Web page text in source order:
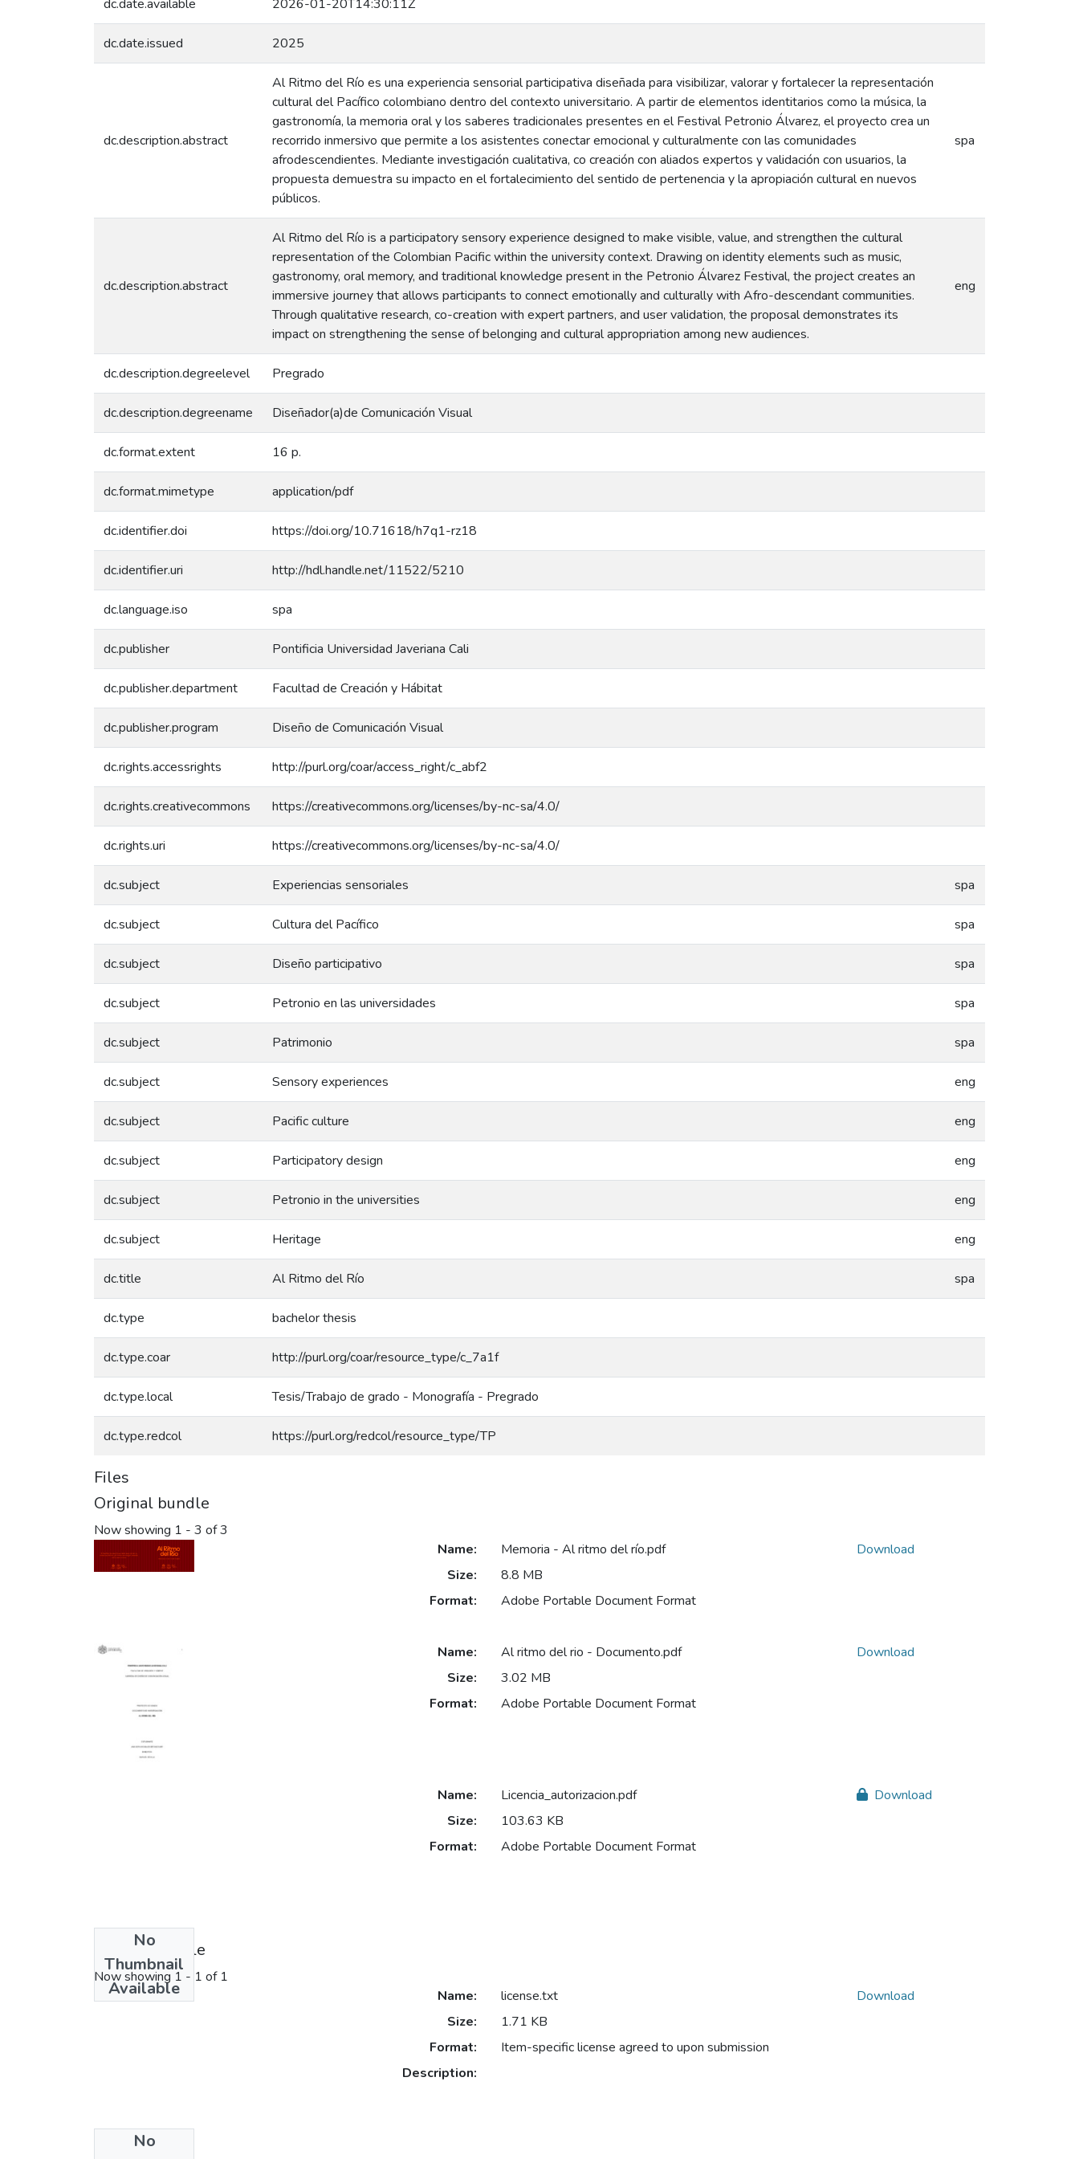
dc.date.available 2026-01-20T14:30:11Z
dc.date.issued 2025
dc.description.abstract
Al Ritmo del Río es una experiencia sensorial participativa diseñada para visibilizar, valorar y fortalecer la representación
cultural del Pacífico colombiano dentro del contexto universitario. A partir de elementos identitarios como la música, la
gastronomía, la memoria oral y los saberes tradicionales presentes en el Festival Petronio Álvarez, el proyecto crea un
recorrido inmersivo que permite a los asistentes conectar emocional y culturalmente con las comunidades
afrodescendientes. Mediante investigación cualitativa, co creación con aliados expertos y validación con usuarios, la
propuesta demuestra su impacto en el fortalecimiento del sentido de pertenencia y la apropiación cultural en nuevos
públicos.
spa
dc.description.abstract
Al Ritmo del Río is a participatory sensory experience designed to make visible, value, and strengthen the cultural
representation of the Colombian Pacific within the university context. Drawing on identity elements such as music,
gastronomy, oral memory, and traditional knowledge present in the Petronio Álvarez Festival, the project creates an
immersive journey that allows participants to connect emotionally and culturally with Afro-descendant communities.
Through qualitative research, co-creation with expert partners, and user validation, the proposal demonstrates its
impact on strengthening the sense of belonging and cultural appropriation among new audiences.
eng
dc.description.degreelevel Pregrado
dc.description.degreename Diseñador(a)de Comunicación Visual
dc.format.extent 16 p.
dc.format.mimetype application/pdf
dc.identifier.doi https://doi.org/10.71618/h7q1-rz18
dc.identifier.uri http://hdl.handle.net/11522/5210
dc.language.iso spa
dc.publisher Pontificia Universidad Javeriana Cali
dc.publisher.department Facultad de Creación y Hábitat
dc.publisher.program Diseño de Comunicación Visual
dc.rights.accessrights http://purl.org/coar/access_right/c_abf2
dc.rights.creativecommons https://creativecommons.org/licenses/by-nc-sa/4.0/
dc.rights.uri https://creativecommons.org/licenses/by-nc-sa/4.0/
dc.subject Experiencias sensoriales spa
dc.subject Cultura del Pacífico spa
dc.subject Diseño participativo spa
dc.subject Petronio en las universidades spa
dc.subject Patrimonio spa
dc.subject Sensory experiences eng
dc.subject Pacific culture eng
dc.subject Participatory design eng
dc.subject Petronio in the universities eng
dc.subject Heritage eng
dc.title Al Ritmo del Río spa
dc.type bachelor thesis
dc.type.coar http://purl.org/coar/resource_type/c_7a1f
dc.type.local Tesis/Trabajo de grado - Monografía - Pregrado
dc.type.redcol https://purl.org/redcol/resource_type/TP
Files
Original bundle
Now showing 1 - 3 of 3
Name:
Memoria - Al ritmo del río.pdf
Size:
8.8 MB
Format:
Adobe Portable Document Format
Download
Name:
Al ritmo del rio - Documento.pdf
Size:
3.02 MB
Format:
Adobe Portable Document Format
Download
No
Thumbnail
Available
Name:
Licencia_autorizacion.pdf
Size:
103.63 KB
Format:
Adobe Portable Document Format
Download
License bundle
Now showing 1 - 1 of 1
No
Name:
license.txt
Size:
1.71 KB
Format:
Item-specific license agreed to upon submission
Description:
Download
Collections